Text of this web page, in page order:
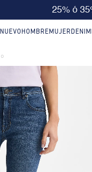
en compras desde
NUEVO HOMBRE MUJER DENIM